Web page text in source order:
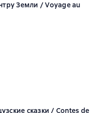
Земли / Voyage au
4,5 на основе 8 оценок
сказки / Contes de